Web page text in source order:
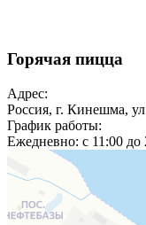
Горячая пицца
Адрес:
Россия, г. Кинешма,
График работы:
Ежедневно: c 11:00 до